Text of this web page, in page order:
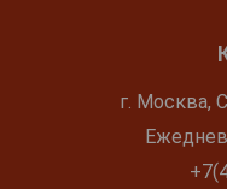
г. Москва,